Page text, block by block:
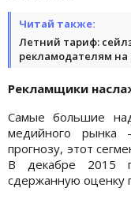
Читай также:
Летний тариф:
рекламодателям на
Рекламщики
Самые большие
медийного рынка
прогнозу, этот
В декабре 2015
сдержанную оценку